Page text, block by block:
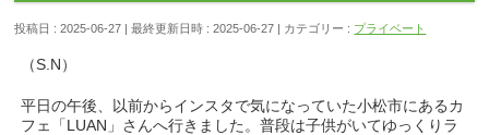
投稿日 : 2025-06-27 最終更新日時 : 2025-06-27 カテゴリー : プライベート
（S.N）
平日の午後、以前からインスタで気になっていた小松市にあるカ
フェ「LUAN」さんへ行きました。普段は子供がいてゆっくりラ